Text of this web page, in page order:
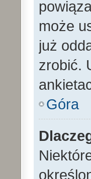
może
już
zrobić.
Góra